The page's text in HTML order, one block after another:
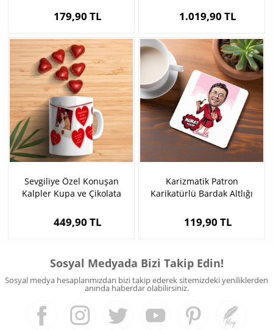
179,90 TL 1.019,90 TL
Sevgiliye Özel Konuşan
Kalpler Kupa ve Çikolata
449,90 TL
Karizmatik Patron
Karikatürlü Bardak Altlığı
119,90 TL
Sosyal Medyada Bizi Takip Edin!
Sosyal medya hesaplarımızdan bizi takip ederek sitemizdeki yeniliklerden
anında haberdar olabilirsiniz.